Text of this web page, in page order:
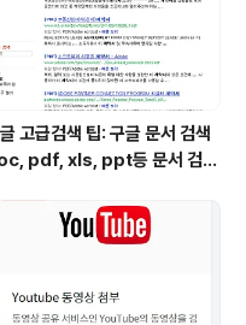
고급검색 팁: 구글 문서 검색
pdf, xls, ppt등 문서 검색